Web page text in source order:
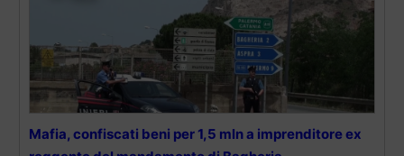
Mafia, confiscati beni per 1,5 mln a imprenditore ex